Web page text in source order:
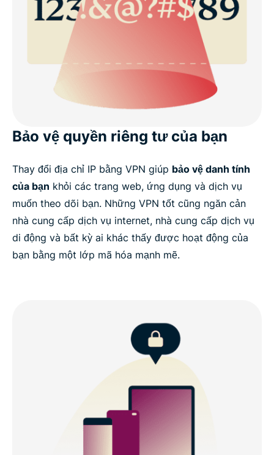
Bảo vệ quyền riêng tư của bạn
Thay đổi địa chỉ IP bằng VPN giúp bảo vệ danh tính
của bạn khỏi các trang web, ứng dụng và dịch vụ
muốn theo dõi bạn. Những VPN tốt cũng ngăn cản
nhà cung cấp dịch vụ internet, nhà cung cấp dịch vụ
di động và bất kỳ ai khác thấy được hoạt động của
bạn bằng một lớp mã hóa mạnh mẽ.